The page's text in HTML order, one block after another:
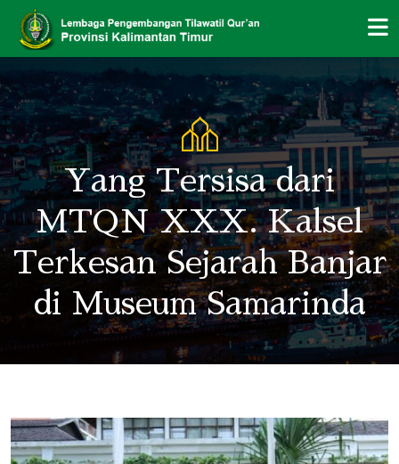
Yang Tersisa dari
MTQN XXX. Kalsel
Terkesan Sejarah Banjar
di Museum Samarinda